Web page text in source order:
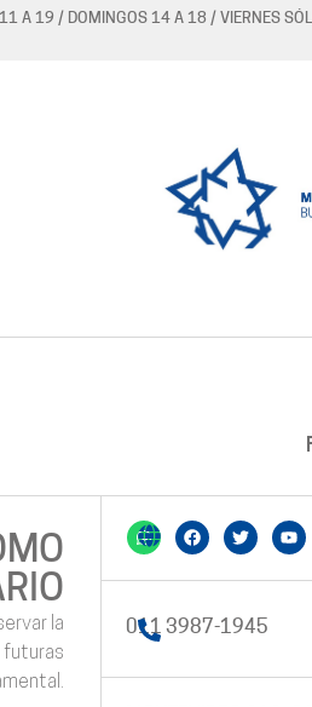
A 19 / DOMINGOS 14 A 18 / VIERNES
la
futuras
011 3987-1945